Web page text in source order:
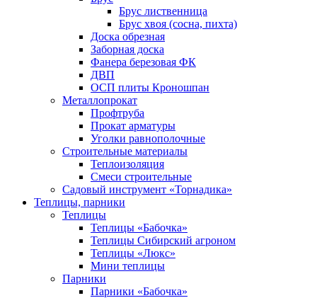
Брус лиственница
Брус хвоя (сосна, пихта)
Доска обрезная
Заборная доска
Фанера березовая ФК
ДВП
ОСП плиты Кроношпан
Металлопрокат
Профтруба
Прокат арматуры
Уголки равнополочные
Строительные материалы
Теплоизоляция
Смеси строительные
Садовый инструмент «Торнадика»
Теплицы, парники
Теплицы
Теплицы «Бабочка»
Теплицы Сибирский агроном
Теплицы «Люкс»
Мини теплицы
Парники
Парники «Бабочка»